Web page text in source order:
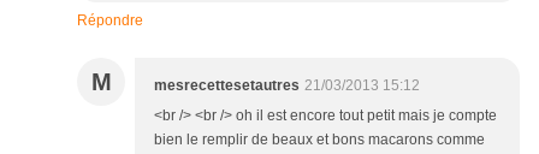
Répondre
M mesrecettesetautres 21/03/2013 15:12
<br /> <br /> oh il est encore tout petit mais je compte
bien le remplir de beaux et bons macarons comme